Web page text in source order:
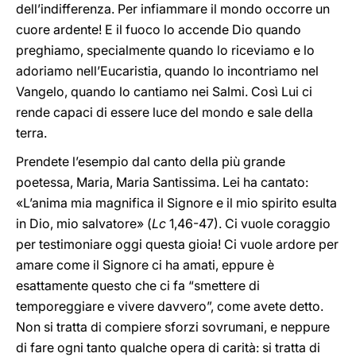
dell’indifferenza. Per infiammare il mondo occorre un
cuore ardente! E il fuoco lo accende Dio quando
preghiamo, specialmente quando lo riceviamo e lo
adoriamo nell’Eucaristia, quando lo incontriamo nel
Vangelo, quando lo cantiamo nei Salmi. Così Lui ci
rende capaci di essere luce del mondo e sale della
terra.
Prendete l’esempio dal canto della più grande
poetessa, Maria, Maria Santissima. Lei ha cantato:
«L’anima mia magnifica il Signore e il mio spirito esulta
in Dio, mio salvatore» (Lc 1,46-47). Ci vuole coraggio
per testimoniare oggi questa gioia! Ci vuole ardore per
amare come il Signore ci ha amati, eppure è
esattamente questo che ci fa “smettere di
temporeggiare e vivere davvero”, come avete detto.
Non si tratta di compiere sforzi sovrumani, e neppure
di fare ogni tanto qualche opera di carità: si tratta di